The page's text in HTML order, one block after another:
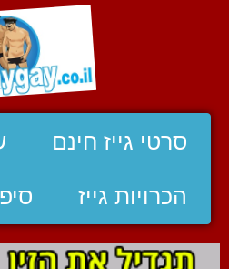
סרטי גייז חינם
הכרויות גייז